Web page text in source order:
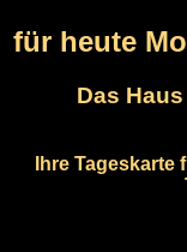
für heute
Das
Ihre